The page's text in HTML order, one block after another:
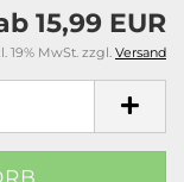
15,99 EUR
19% MwSt. zzgl. Versand